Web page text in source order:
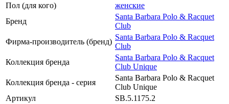
Пол (для кого)
женские
Бренд
Santa Barbara Polo & Racquet
Club
Фирма-производитель (бренд)
Santa Barbara Polo & Racquet
Club
Коллекция бренда
Santa Barbara Polo & Racquet
Club Unique
Коллекция бренда - серия
Santa Barbara Polo & Racquet
Club Unique
Артикул
SB.5.1175.2